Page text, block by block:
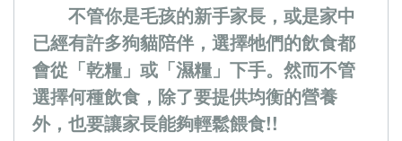
不管你是毛孩的新手家長，或是家中
已經有許多狗貓陪伴，選擇牠們的飲食都
會從「乾糧」或「濕糧」下手。然而不管
選擇何種飲食，除了要提供均衡的營養
外，也要讓家長能夠輕鬆餵食!!